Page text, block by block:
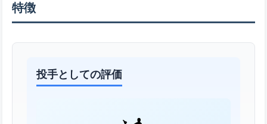
特徴
投手としての評価